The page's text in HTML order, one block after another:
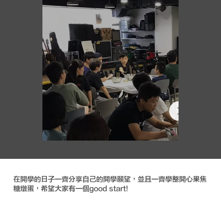
在開學的日子一齊分享自己的開學願望，並且一齊學整開心果焦
糖燉蛋，希望大家有一個good start!